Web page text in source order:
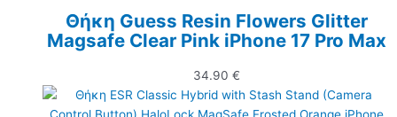
Θήκη Guess Resin Flowers Glitter
Magsafe Clear Pink iPhone 17 Pro Max
34.90 €